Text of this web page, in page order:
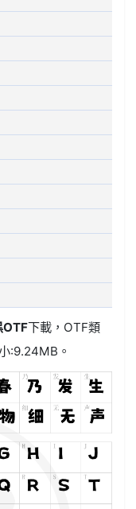
OTF下載， OTF類
:9.24MB。